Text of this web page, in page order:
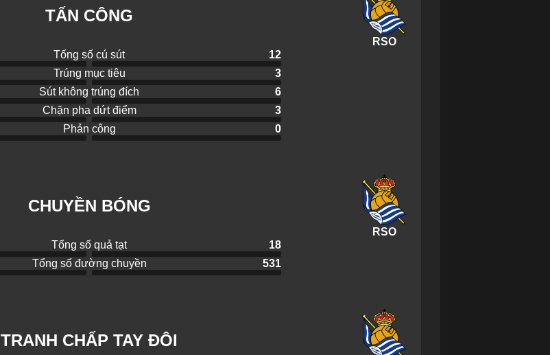
TẤN CÔNG
RSO
Tống số cú sút
12
Trúng mục tiêu
3
Sút không trúng đích
6
Chặn pha dứt điểm
3
Phản công 0
CHUYỀN BÓNG
RSO
Tổng số quả tạt
18
Tổng số đường chuyền 531
TRANH CHẤP TAY ĐÔI